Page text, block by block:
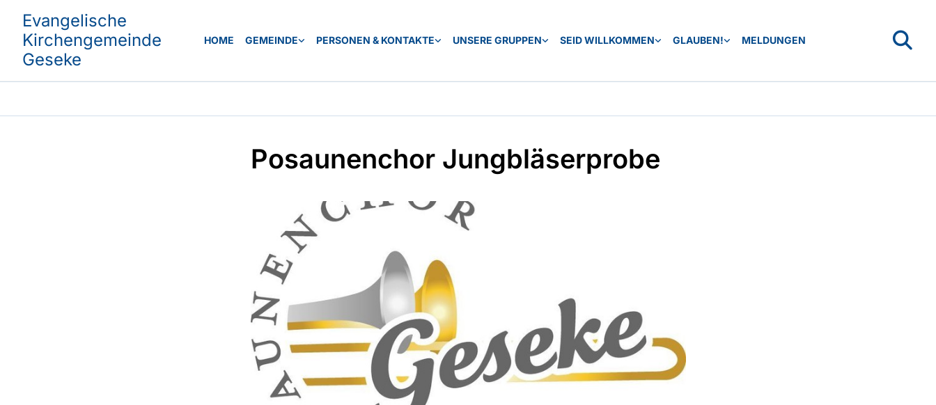
Evangelische
Kirchengemeinde
Geseke
HOME GEMEINDE PERSONEN & KONTAKTE UNSERE GRUPPEN SEID WILLKOMMEN GLAUBEN! MELDUNGEN
Posaunenchor Jungbläserprobe